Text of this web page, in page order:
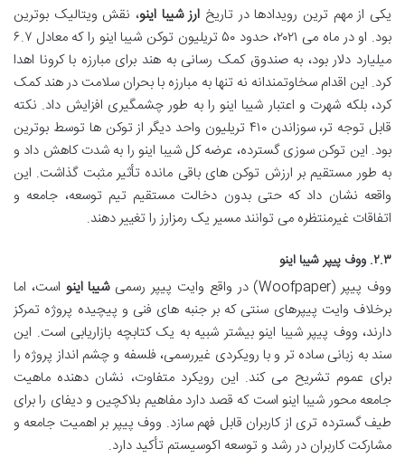
یکی از مهم ترین رویدادها در تاریخ ارز شیبا اینو، نقش ویتالیک بوترین
بود. او در ماه می ۲۰۲۱، حدود ۵۰ تریلیون توکن شیبا اینو را که معادل ۶.۷
میلیارد دلار بود، به صندوق کمک رسانی به هند برای مبارزه با کرونا اهدا
کرد. این اقدام سخاوتمندانه نه تنها به مبارزه با بحران سلامت در هند کمک
کرد، بلکه شهرت و اعتبار شیبا اینو را به طور چشمگیری افزایش داد. نکته
قابل توجه تر، سوزاندن ۴۱۰ تریلیون واحد دیگر از توکن ها توسط بوترین
بود. این توکن سوزی گسترده، عرضه کل شیبا اینو را به شدت کاهش داد و
به طور مستقیم بر ارزش توکن های باقی مانده تأثیر مثبت گذاشت. این
واقعه نشان داد که حتی بدون دخالت مستقیم تیم توسعه، جامعه و
اتفاقات غیرمنتظره می توانند مسیر یک رمزارز را تغییر دهند.
۲.۳. ووف پیپر شیبا اینو
ووف پیپر (Woofpaper) در واقع وایت پیپر رسمی شیبا اینو است، اما
برخلاف وایت پیپرهای سنتی که بر جنبه های فنی و پیچیده پروژه تمرکز
دارند، ووف پیپر شیبا اینو بیشتر شبیه به یک کتابچه بازاریابی است. این
سند به زبانی ساده تر و با رویکردی غیررسمی، فلسفه و چشم انداز پروژه را
برای عموم تشریح می کند. این رویکرد متفاوت، نشان دهنده ماهیت
جامعه محور شیبا اینو است که قصد دارد مفاهیم بلاکچین و دیفای را برای
طیف گسترده تری از کاربران قابل فهم سازد. ووف پیپر بر اهمیت جامعه و
مشارکت کاربران در رشد و توسعه اکوسیستم تأکید دارد.